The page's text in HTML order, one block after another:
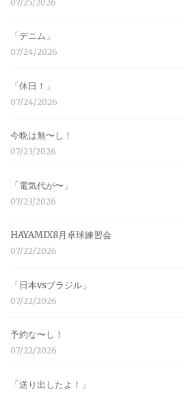
07/25/2026
「デニム」
07/24/2026
「休日！」
07/24/2026
今晩は無〜し！
07/23/2026
「電気代が〜」
07/23/2026
HAYAMIX8月卓球練習会
07/22/2026
「日本vsブラジル」
07/22/2026
予約な〜し！
07/22/2026
「送り出したよ！」